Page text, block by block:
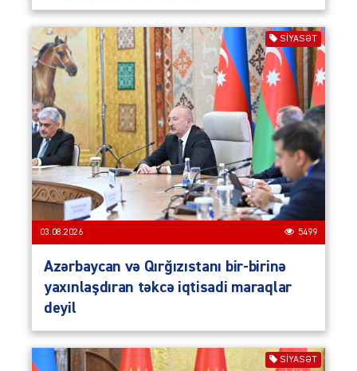
SIYASƏT
03.08.2026 5499
Azərbaycan və Qırğızıstanı bir-birinə
yaxınlaşdıran təkcə iqtisadi maraqlar
deyil
SIYASƏT